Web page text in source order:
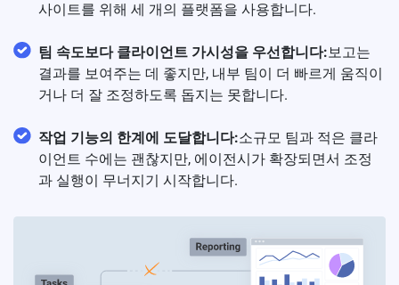
사이트를 위해 세 개의 플랫폼을 사용합니다.
팀 속도보다 클라이언트 가시성을 우선합니다:보고는
결과를 보여주는 데 좋지만, 내부 팀이 더 빠르게 움직이
거나 더 잘 조정하도록 돕지는 못합니다.
작업 기능의 한계에 도달합니다:소규모 팀과 적은 클라
이언트 수에는 괜찮지만, 에이전시가 확장되면서 조정
과 실행이 무너지기 시작합니다.